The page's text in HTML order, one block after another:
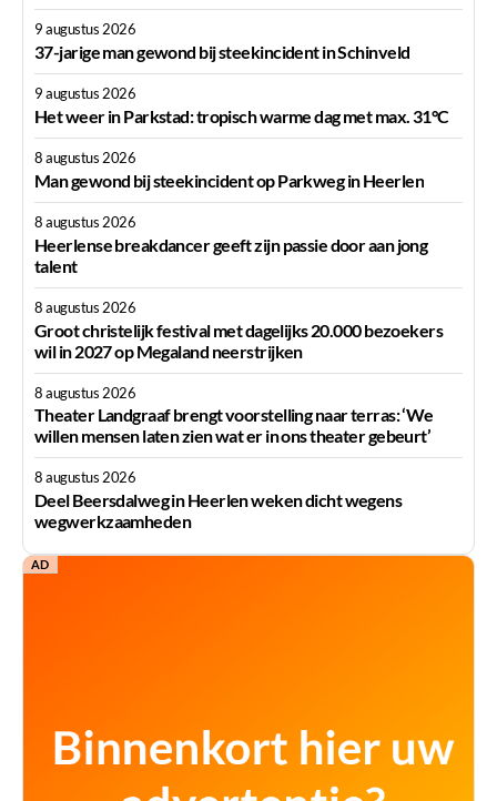
9 augustus 2026
37-jarige man gewond bij steekincident in Schinveld
9 augustus 2026
Het weer in Parkstad: tropisch warme dag met max. 31°C
8 augustus 2026
Man gewond bij steekincident op Parkweg in Heerlen
8 augustus 2026
Heerlense breakdancer geeft zijn passie door aan jong
talent
8 augustus 2026
Groot christelijk festival met dagelijks 20.000 bezoekers
wil in 2027 op Megaland neerstrijken
8 augustus 2026
Theater Landgraaf brengt voorstelling naar terras: ‘We
willen mensen laten zien wat er in ons theater gebeurt’
8 augustus 2026
Deel Beersdalweg in Heerlen weken dicht wegens
wegwerkzaamheden
AD